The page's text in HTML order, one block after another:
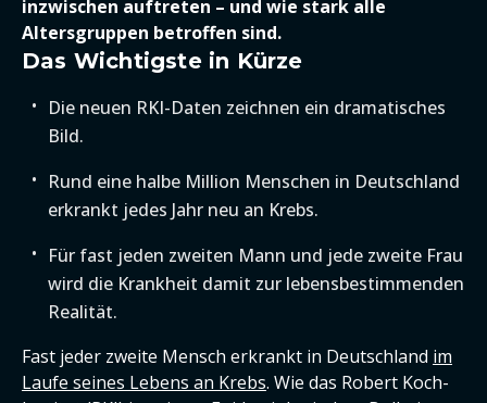
inzwischen auftreten – und wie stark alle
Altersgruppen betroffen sind.
Das Wichtigste in Kürze
Die neuen RKI-Daten zeichnen ein dramatisches
Bild.
Rund eine halbe Million Menschen in Deutschland
erkrankt jedes Jahr neu an Krebs.
Für fast jeden zweiten Mann und jede zweite Frau
wird die Krankheit damit zur lebensbestimmenden
Realität.
Fast jeder zweite Mensch erkrankt in Deutschland im
Laufe seines Lebens an Krebs. Wie das Robert Koch-